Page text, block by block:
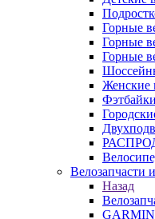
Горные
Горные
Горные
Женские
Велозапчасти
Назад
GARMIN